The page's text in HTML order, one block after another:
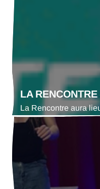
LA RENCONTRE
La Rencontre aura